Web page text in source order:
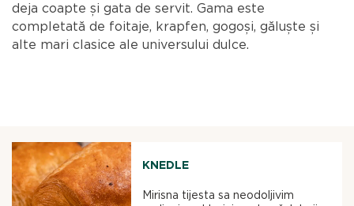
deja coapte și gata de servit. Gama este
completată de foitaje, krapfen, gogoși, găluște și
alte mari clasice ale universului dulce.
KNEDLE
Mirisna tijesta sa neodoljivim